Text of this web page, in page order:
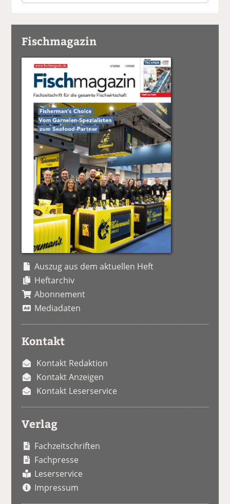
Fischmagazin
Auszug aus dem aktuellen Heft
Heftarchiv
Abonnement
Mediadaten
Kontakt
Kontakt Redaktion
Kontakt Anzeigen
Kontakt Leserservice
Verlag
Fachzeitschriften
Fachpresse
Leserservice
Impressum